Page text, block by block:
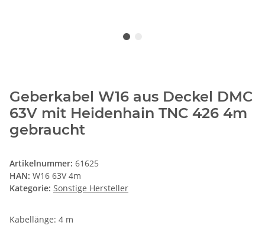
Geberkabel W16 aus Deckel DMC
63V mit Heidenhain TNC 426 4m
gebraucht
Artikelnummer: 61625
HAN: W16 63V 4m
Kategorie: Sonstige Hersteller
Kabellänge: 4 m